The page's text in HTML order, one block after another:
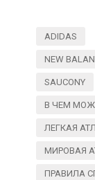
ADIDAS
NEW
SAUCONY
В ЧЕМ
ЛЕГКАЯ
МИРОВАЯ
ПРАВИЛА